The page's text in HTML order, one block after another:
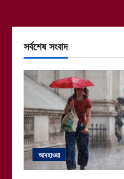
সর্বশেষ সংবাদ
আবহাওয়া